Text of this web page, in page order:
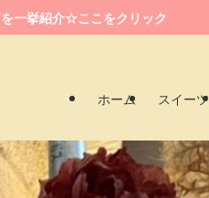
一挙紹介☆ここをクリック
ホーム スイーツ